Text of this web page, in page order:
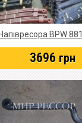
Напівресора BPW
3696 грн